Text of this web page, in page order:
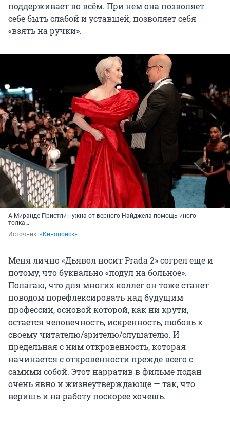
поддерживает во всём. При нем она позволяет
себе быть слабой и уставшей, позволяет себя
«взять на ручки».
А Миранде Пристли нужна от верного Найджела помощь иного
толка…
Источник: «Кинопоиск»
Меня лично «Дьявол носит Prada 2» согрел еще и
потому, что буквально «подул на больное».
Полагаю, что для многих коллег он тоже станет
поводом порефлексировать над будущим
профессии, основой которой, как ни крути,
остается человечность, искренность, любовь к
своему читателю/зрителю/слушателю. И
предельная с ним откровенность, которая
начинается с откровенности прежде всего с
самими собой. Этот нарратив в фильме подан
очень явно и жизнеутверждающе — так, что
веришь и на работу поскорее хочешь.